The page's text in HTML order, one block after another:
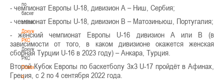
по
баскетбольной
статистике
Документы
РКС
Документы
РКС
Положение
о
- чемпионат Европы U-18, дивизион А – Ниш, Сербия;
- чемпионат Европы U-18, дивизион В – Матозиньюш, Португалия;
- женский чемпионат Европы U-16 дивизион А или В (в
зависимости от того, в каком дивизионе окажется женская
сборная Турции U-16 в 2023 году) – Анкара, Турция.
Второй Кубок Европы по баскетболу 3х3 U-17 пройдёт в Афинах,
Греция, с 2 по 4 сентября 2022 года.